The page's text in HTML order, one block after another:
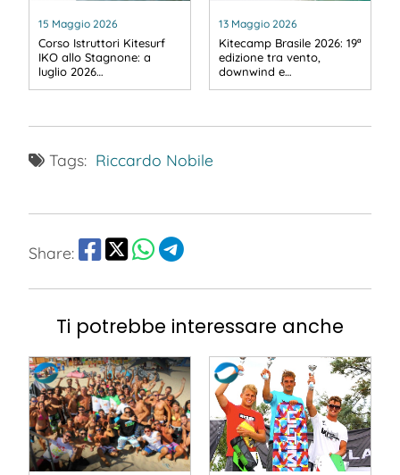
15 Maggio 2026
Corso Istruttori Kitesurf
IKO allo Stagnone: a
luglio 2026…
13 Maggio 2026
Kitecamp Brasile 2026: 19ª
edizione tra vento,
downwind e…
Tags: Riccardo Nobile
Share:
Ti potrebbe interessare anche